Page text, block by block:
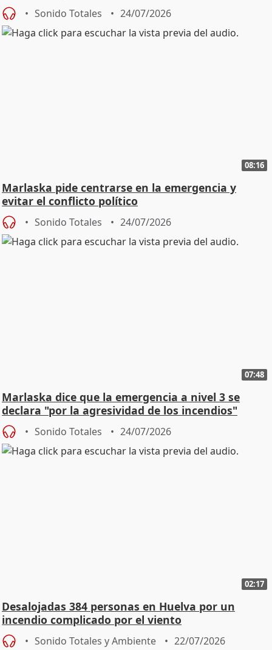
Sonido Totales 24/07/2026
08:16
Marlaska pide centrarse en la emergencia y
evitar el conflicto político
Sonido Totales 24/07/2026
07:48
Marlaska dice que la emergencia a nivel 3 se
declara "por la agresividad de los incendios"
Sonido Totales 24/07/2026
02:17
Desalojadas 384 personas en Huelva por un
incendio complicado por el viento
Sonido Totales y Ambiente 22/07/2026